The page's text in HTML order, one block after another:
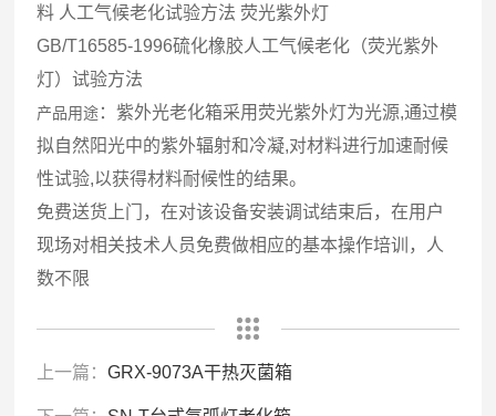
料 人工气候老化试验方法 荧光紫外灯
GB/T16585-1996硫化橡胶人工气候老化（荧光紫外
灯）试验方法
产品用途：紫外光老化箱采用荧光紫外灯为光源,通过模
拟自然阳光中的紫外辐射和冷凝,对材料进行加速耐候
性试验,以获得材料耐候性的结果。
免费送货上门，在对该设备安装调试结束后，在用户
现场对相关技术人员免费做相应的基本操作培训，人
数不限
上一篇：GRX-9073A干热灭菌箱